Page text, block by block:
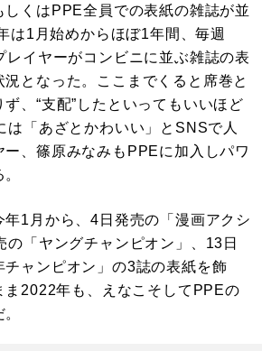
しくはPPE全員での表紙の雑誌が並
は1月始めからほぼ1年間、毎週
レイヤーがコンビニに並ぶ雑誌の表
となった。ここまでくると席巻と
、“支配”したといってもいいほど
は「あざとかわいい」とSNSで人
ー、篠原みなみもPPEに加入しパワ
1月から、4日発売の「漫画アクシ
の「ヤングチャンピオン」、13日
チャンピオン」の3誌の表紙を飾
ま2022年も、えなこそしてPPEの